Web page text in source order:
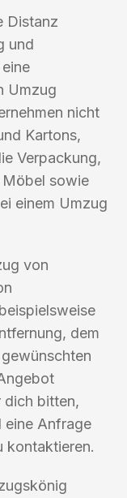
Distanz
und
Umzug
nicht
Kartons,
Verpackung,
sowie
einem Umzug
von
dem
dich bitten,
eine Anfrage
kontaktieren.